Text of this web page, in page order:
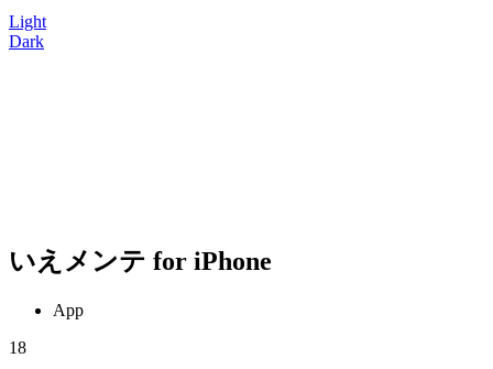
Light
Dark
いえメンテ for iPhone
App
18